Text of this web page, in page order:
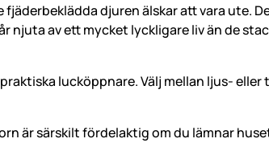
djuren älskar att vara ute.
njuta av ett mycket lyckligare liv än de
lucköppnare. Välj mellan ljus- eller
är särskilt fördelaktig om du lämnar